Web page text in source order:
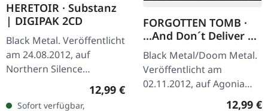
HERETOIR · Substanz
| DIGIPAK 2CD
Black Metal. Veröffentlicht
am 24.08.2012, auf
Northern Silence
Productions. Doppel-CD
im 8-seitigem Booklet.
Regulärer Preis:
12,99 €
Sofort verfügbar,
FORGOTTEN TOMB ·
...And Don´t Deliver Us
From Evil | CD
Black Metal/Doom Metal.
Veröffentlicht am
02.11.2012, auf Agonia
Records. CD im Jewelcase.
12,99 €